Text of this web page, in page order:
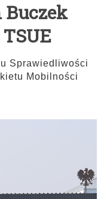
Sprawiedliwości
Mobilności